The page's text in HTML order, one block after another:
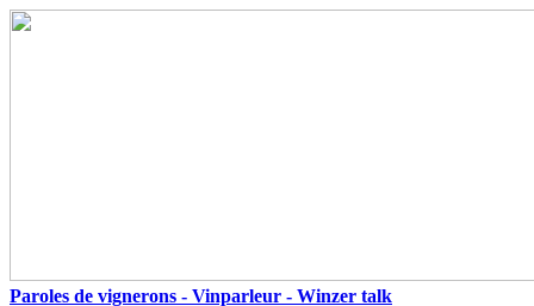
Paroles de vignerons - Vinparleur - Winzer talk